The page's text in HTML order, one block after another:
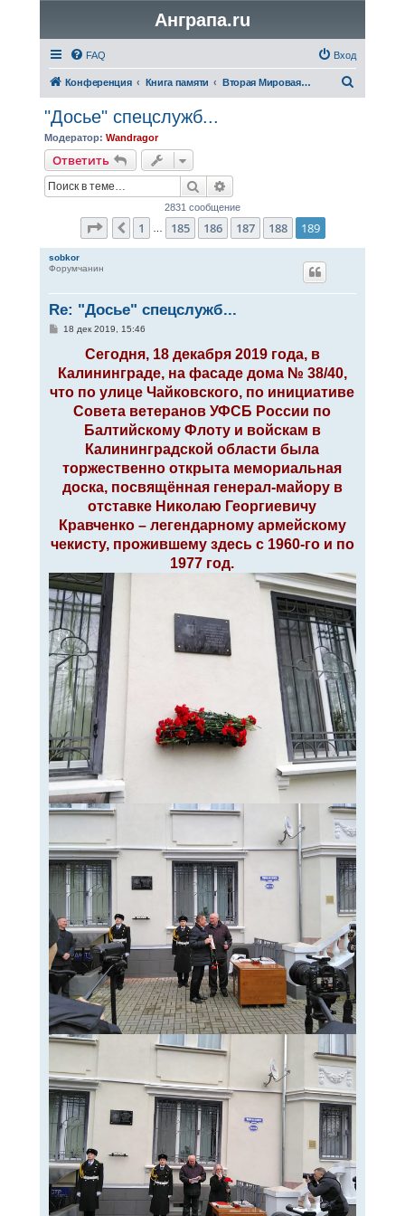
Анграпа.ru
FAQ Вход
Конференция Книга памяти Вторая Мировая война
"Досье" спецслужб...
Модератор: Wandragor
Ответить
Поиск
2831 сообщение
Страница 189из 189
Пред.
1 185 186 187 188 189
sobkor
Форумчанин
Re: "Досье" спецслужб...
С
щ
н
18 дек 2019, 15:46
Сегодня, 18 декабря 2019 года, в
Калининграде, на фасаде дома № 38/40,
что по улице Чайковского, по инициативе
Совета ветеранов УФСБ России по
Балтийскому Флоту и войскам в
Калининградской области была
торжественно открыта мемориальная
доска, посвящённая генерал-майору в
отставке Николаю Георгиевичу
Кравченко – легендарному армейскому
чекисту, прожившему здесь с 1960-го и по
1977 год.